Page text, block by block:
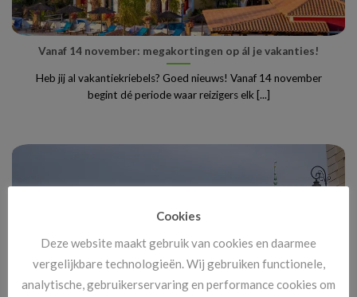
Vanaf 14 november: megakortingen op ál je vakanties!
Heb jij al vakantiekriebels? Goed nieuws! Vanaf 14 november
begint dé periode waar reizigers elk [...]
Cookies
Deze website maakt gebruik van cookies en daarmee
vergelijkbare technologieën. Wij gebruiken functionele,
analytische, gebruikerservaring en performance cookies om